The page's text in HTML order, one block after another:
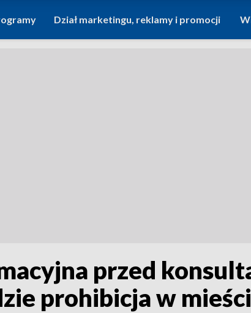
Dział marketingu, reklamy i promocji
przed
prohibicja w